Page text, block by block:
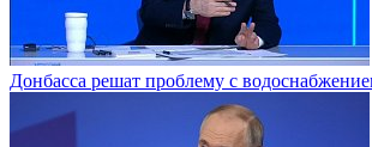
Донбасса решат проблему с